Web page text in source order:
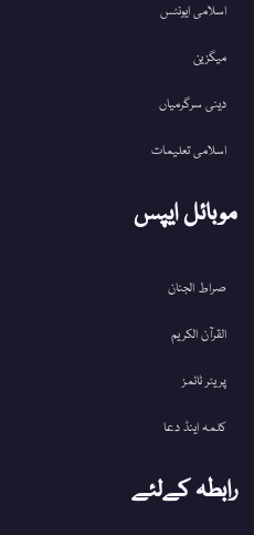
اسلامی ایونٹس
میگزین
دینی سرگرمیاں
اسلامی تعلیمات
موبائل ایپس
صراط الجنان
القرآن الکریم
پریئر ٹائمز
کلمہ اینڈ دعا
رابطہ کےلئے